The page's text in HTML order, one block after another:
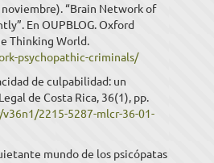
“Brain Network of
En OUPBLOG. Oxford
Thinking World.
psychopathic-criminals/
de culpabilidad: un
de Costa Rica, 36(1), pp.
2215-5287-mlcr-36-01-
mundo de los psicópatas